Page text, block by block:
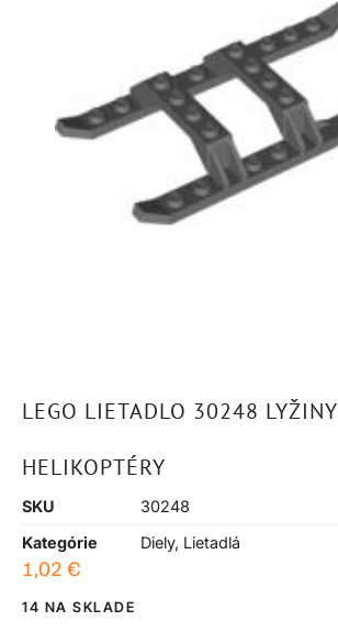
LEGO LIETADLO 30248 LYŽINY
HELIKOPTÉRY
SKU
30248
Kategórie
Diely, Lietadlá
1,02 €
14 NA SKLADE